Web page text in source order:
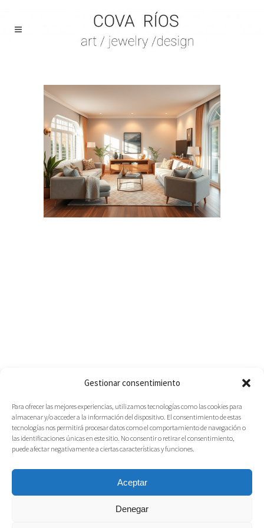
Gestionar consentimiento
Para ofrecer las mejores experiencias, utilizamos tecnologías como las cookies para
almacenar y/o acceder a la información del dispositivo. El consentimiento de estas
tecnologías nos permitirá procesar datos como el comportamiento de navegación o
las identificaciones únicas en este sitio. No consentir o retirar el consentimiento,
puede afectar negativamente a ciertas características y funciones.
Aceptar
Denegar